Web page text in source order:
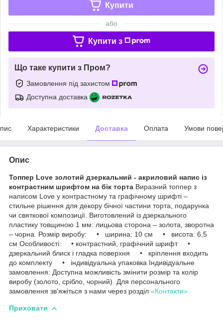
Купити
або
Купити з
Що таке купити з Пром?
Замовлення під захистом
Доступна доставка
Характеристики Доставка Оплата Умови
Опис
Топпер Love золотий дзеркальний - акриловий напис із
контрастним шрифтом на бік торта Виразний топпер з
написом Love у контрастному та графічному шрифті –
стильне рішення для декору бічної частини торта, подарунка
чи святкової композиції. Виготовлений із дзеркального
пластику товщиною 1 мм: лицьова сторона – золота, зворотна
– чорна. Розмір виробу: • ширина: 10 см • висота: 6,5
см Особливості: • контрастний, графічний шрифт •
дзеркальний блиск і гладка поверхня • кріплення входить
до комплекту • індивідуальна упаковка Індивідуальне
замовлення: Доступна можливість змінити розмір та колір
виробу (золото, срібло, чорний). Для персонального
замовлення зв'яжіться з нами через розділ «Контакти».
Приховати